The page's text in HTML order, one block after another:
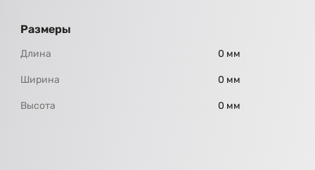
Размеры
Длина 0 мм
Ширина 0 мм
Высота 0 мм